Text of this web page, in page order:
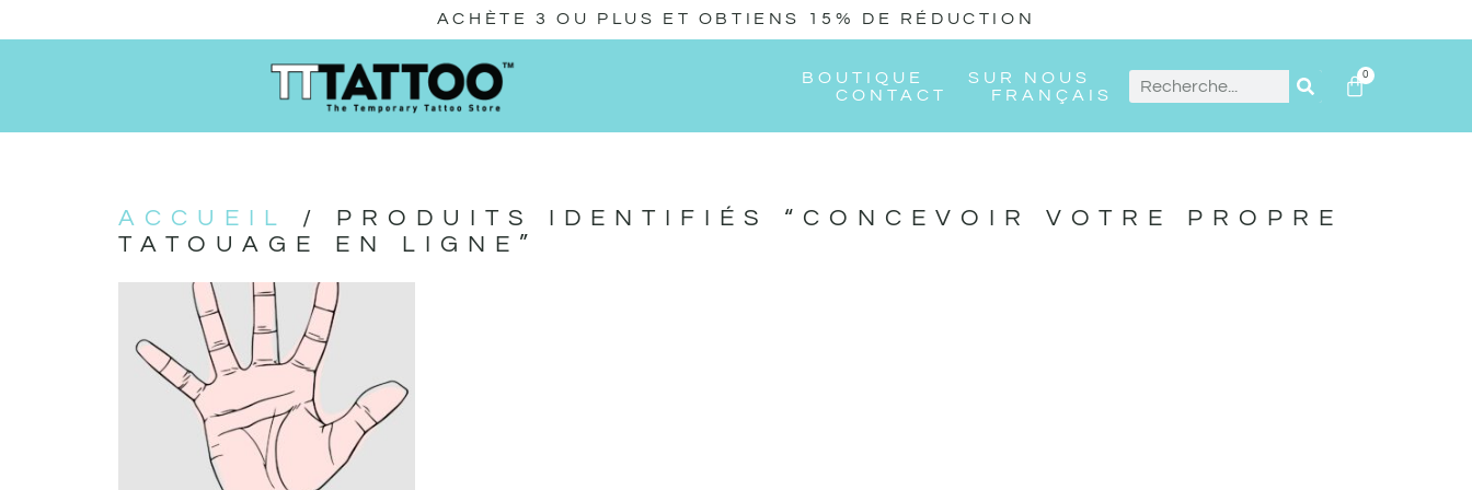
ACHÈTE 3 OU PLUS ET OBTIENS 15% DE RÉDUCTION
BOUTIQUE
SUR NOUS
CONTACT
FRANÇAIS
0
ACCUEIL
/ PRODUITS IDENTIFIÉS “CONCEVOIR VOTRE PROPRE
TATOUAGE EN LIGNE”